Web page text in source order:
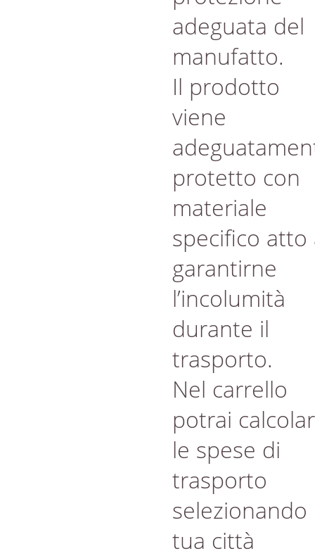
adeguata del
manufatto.
Il prodotto
viene
protetto con
materiale
specifico atto
garantirne
l’incolumità
durante il
trasporto.
Nel carrello
potrai
le spese di
trasporto
selezionando
tua città